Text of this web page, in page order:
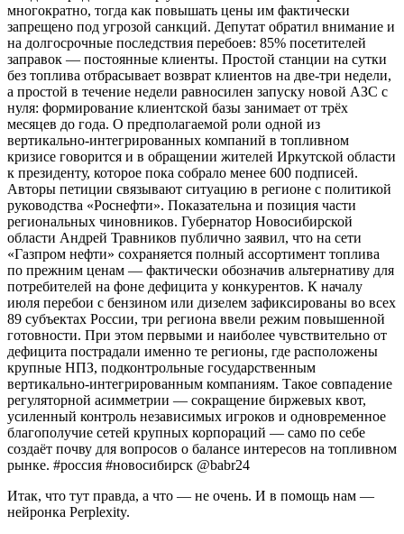
многократно, тогда как повышать цены им фактически
запрещено под угрозой санкций. Депутат обратил внимание и
на долгосрочные последствия перебоев: 85% посетителей
заправок — постоянные клиенты. Простой станции на сутки
без топлива отбрасывает возврат клиентов на две-три недели,
а простой в течение недели равносилен запуску новой АЗС с
нуля: формирование клиентской базы занимает от трёх
месяцев до года. О предполагаемой роли одной из
вертикально-интегрированных компаний в топливном
кризисе говорится и в обращении жителей Иркутской области
к президенту, которое пока собрало менее 600 подписей.
Авторы петиции связывают ситуацию в регионе с политикой
руководства «Роснефти». Показательна и позиция части
региональных чиновников. Губернатор Новосибирской
области Андрей Травников публично заявил, что на сети
«Газпром нефти» сохраняется полный ассортимент топлива
по прежним ценам — фактически обозначив альтернативу для
потребителей на фоне дефицита у конкурентов. К началу
июля перебои с бензином или дизелем зафиксированы во всех
89 субъектах России, три региона ввели режим повышенной
готовности. При этом первыми и наиболее чувствительно от
дефицита пострадали именно те регионы, где расположены
крупные НПЗ, подконтрольные государственным
вертикально-интегрированным компаниям. Такое совпадение
регуляторной асимметрии — сокращение биржевых квот,
усиленный контроль независимых игроков и одновременное
благополучие сетей крупных корпораций — само по себе
создаёт почву для вопросов о балансе интересов на топливном
рынке. #россия #новосибирск @babr24
Итак, что тут правда, а что — не очень. И в помощь нам —
нейронка Perplexity.